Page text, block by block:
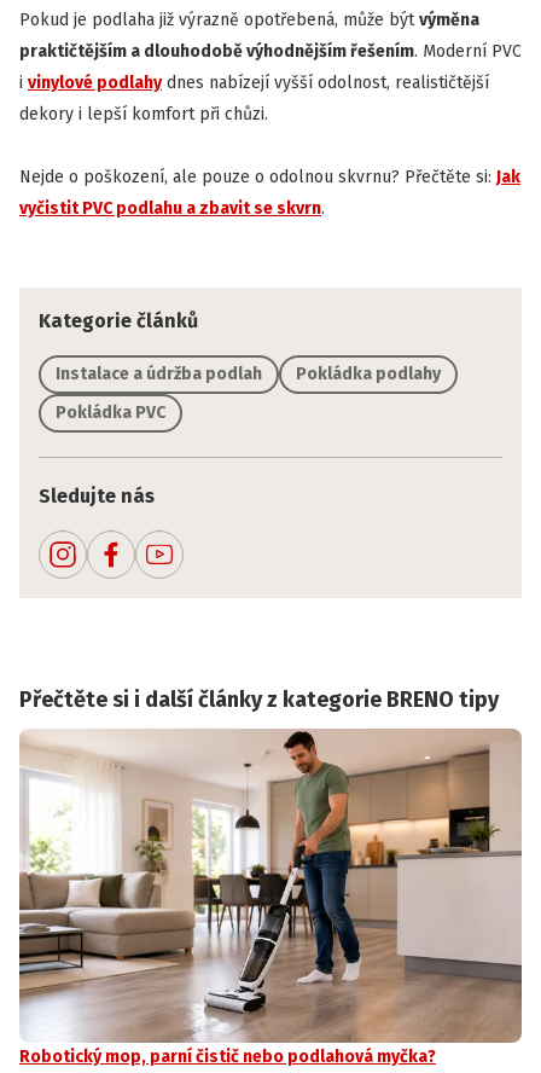
Pokud je podlaha již výrazně opotřebená, může býtvýměna
praktičtějším a dlouhodobě výhodnějším řešením. Moderní PVC
i vinylové podlahydnes nabízejí vyšší odolnost, realističtější
dekory i lepší komfort při chůzi.
Nejde o poškození, ale pouze o odolnou skvrnu? Přečtěte si: Jak
vyčistit PVC podlahu a zbavit se skvrn.
Kategorie článků
Instalace a údržba podlah
Pokládka podlahy
Pokládka PVC
Sledujte nás
Přečtěte si i další články z kategorie BRENO tipy
Robotický mop, parní čistič nebo podlahová myčka?